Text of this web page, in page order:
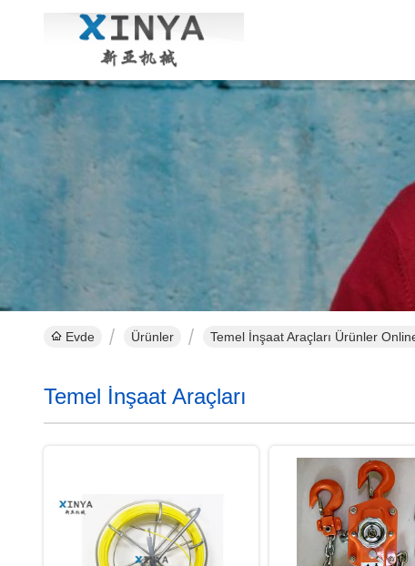
Evde Ürünler Temel İnşaat Araçları Ürünler
Temel İnşaat Araçları